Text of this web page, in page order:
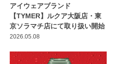
アイウェアブランド
【TYMER】ルクア大阪店・東
京ソラマチ店にて取り扱い開始
2026.05.08